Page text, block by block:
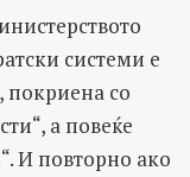
системи е
покриена со
а повеќе
И повторно ако